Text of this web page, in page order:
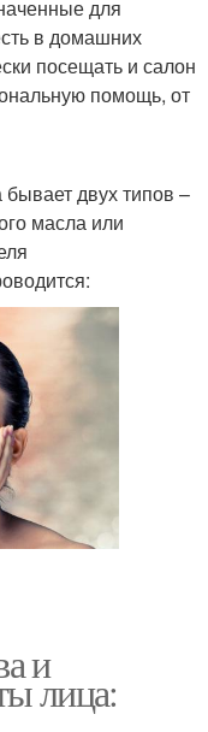
для
в домашних
посещать и салон
помощь, от
двух типов –
масла или
и
лица: